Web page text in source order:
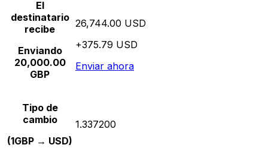
El
destinatario
recibe
Enviando
20,000.00
GBP
26,744.00 USD
+375.79 USD
Enviar ahora
Tipo de
cambio
(1GBP → USD)
1.337200